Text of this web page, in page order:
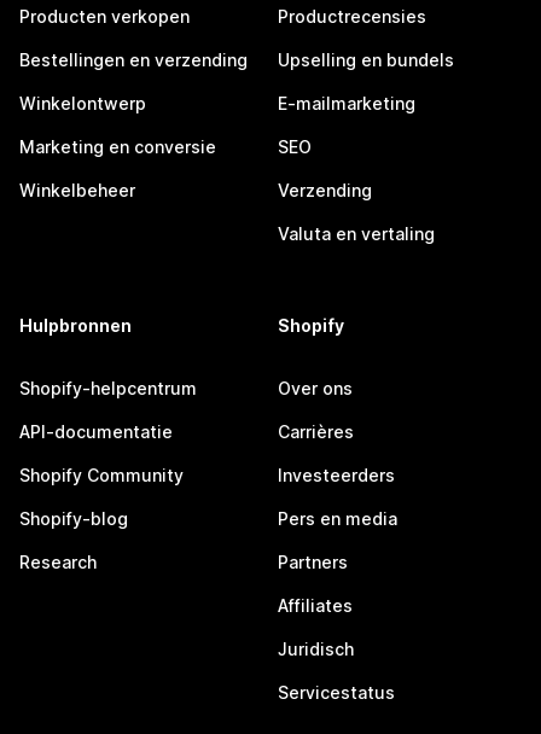
Producten verkopen
Bestellingen en verzending
Winkelontwerp
Marketing en conversie
Winkelbeheer
Productrecensies
Upselling en bundels
E-mailmarketing
SEO
Verzending
Valuta en vertaling
Hulpbronnen
Shopify-helpcentrum
API-documentatie
Shopify Community
Shopify-blog
Research
Shopify
Over ons
Carrières
Investeerders
Pers en media
Partners
Affiliates
Juridisch
Servicestatus